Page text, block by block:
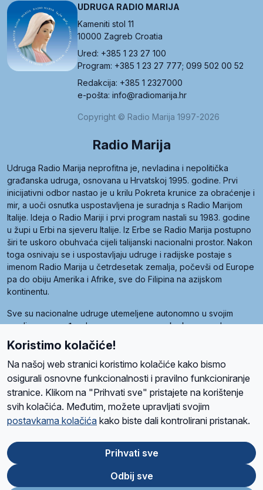
UDRUGA RADIO MARIJA
Kameniti stol 11
10000 Zagreb Croatia
Ured: +385 1 23 27 100
Program: +385 1 23 27 777; 099 502 00 52
Redakcija: +385 1 2327000
e-pošta: info@radiomarija.hr
Copyright © Radio Marija 1997-2026
Radio Marija
Udruga Radio Marija neprofitna je, nevladina i nepolitička
građanska udruga, osnovana u Hrvatskoj 1995. godine. Prvi
inicijativni odbor nastao je u krilu Pokreta krunice za obraćenje i
mir, a uoči osnutka uspostavljena je suradnja s Radio Marijom
Italije. Ideja o Radio Mariji i prvi program nastali su 1983. godine
u župi u Erbi na sjeveru Italije. Iz Erbe se Radio Marija postupno
širi te uskoro obuhvaća cijeli talijanski nacionalni prostor. Nakon
toga osnivaju se i uspostavljaju udruge i radijske postaje s
imenom Radio Marija u četrdesetak zemalja, počevši od Europe
pa do obiju Amerika i Afrike, sve do Filipina na azijskom
kontinentu.
Sve su nacionalne udruge utemeljene autonomno u svojim
zemljama, a međusobna su povezane preko krovne udruge
pod nazivom Svjetska obitelj Radio Marije (World Family of
Radio Maria). Svjetsku obitelj utemeljilo je sedam članica, među
kojima je i hrvatska Udruga Radio Marija.
O namaRadio ProgramVolonteriPrijateljiKontaktPravila privatnosti
Ova stranica je zaštićena Google reCAPTCHA sustavom
Store
Google
Play
Koristimo kolačiće!
Na našoj web stranici koristimo kolačiće kako bismo
osigurali osnovne funkcionalnosti i pravilno funkcioniranje
stranice. Klikom na "Prihvati sve" pristajete na korištenje
svih kolačića. Međutim, možete upravljati svojim
postavkama kolačića kako biste dali kontrolirani pristanak.
Prihvati sve
Odbij sve